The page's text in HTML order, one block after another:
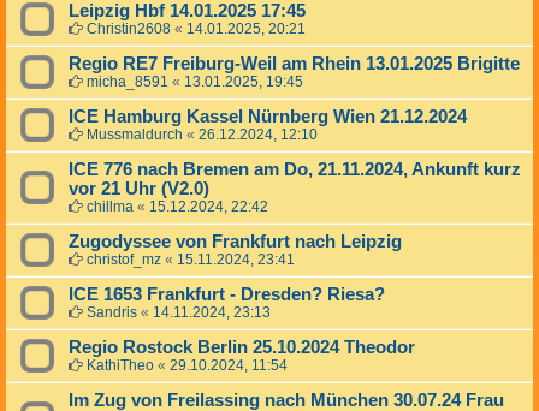
Leipzig Hbf 14.01.2025 17:45
Christin2608 « 14.01.2025, 20:21
Regio RE7 Freiburg-Weil am Rhein 13.01.2025 Brigitte
micha_8591 « 13.01.2025, 19:45
ICE Hamburg Kassel Nürnberg Wien 21.12.2024
Mussmaldurch « 26.12.2024, 12:10
ICE 776 nach Bremen am Do, 21.11.2024, Ankunft kurz
vor 21 Uhr (V2.0)
chillma « 15.12.2024, 22:42
Zugodyssee von Frankfurt nach Leipzig
christof_mz « 15.11.2024, 23:41
ICE 1653 Frankfurt - Dresden? Riesa?
Sandris « 14.11.2024, 23:13
Regio Rostock Berlin 25.10.2024 Theodor
KathiTheo « 29.10.2024, 11:54
Im Zug von Freilassing nach München 30.07.24 Frau